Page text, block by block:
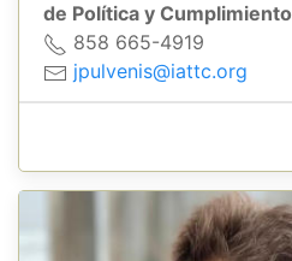
de Política y Cumplimiento
858 665-4919
jpulvenis@iattc.org